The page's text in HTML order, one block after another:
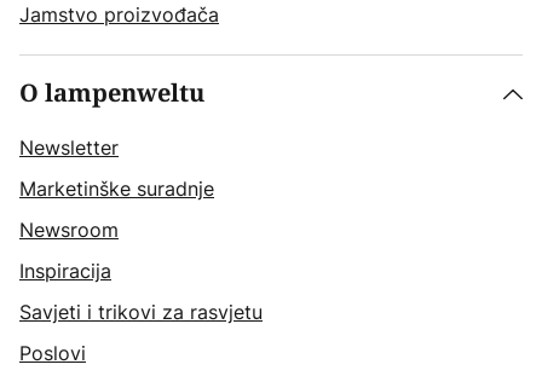
Jamstvo proizvođača
O lampenweltu
Newsletter
Marketinške suradnje
Newsroom
Inspiracija
Savjeti i trikovi za rasvjetu
Poslovi